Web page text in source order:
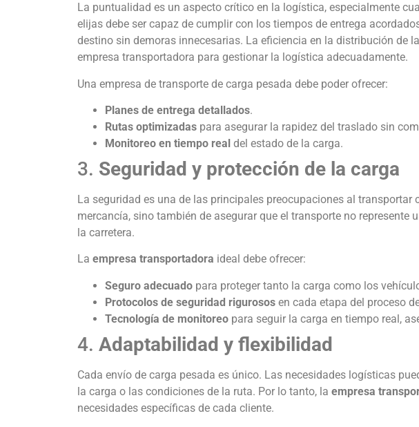
La puntualidad es un aspecto crítico en la logística, especialmente
elijas debe ser capaz de cumplir con los tiempos de entrega
destino sin demoras innecesarias. La eficiencia en la distribución de
empresa transportadora para gestionar la logística adecuadamente.
Una empresa de transporte de carga pesada debe poder ofrecer:
Planes de entrega detallados.
Rutas optimizadas para asegurar la rapidez del traslado sin
Monitoreo en tiempo real del estado de la carga.
3. Seguridad y protección de la carga
La seguridad es una de las principales preocupaciones al
mercancía, sino también de asegurar que el transporte no represente
la carretera.
La empresa transportadora ideal debe ofrecer:
Seguro adecuado para proteger tanto la carga como los
Protocolos de seguridad rigurosos en cada etapa del proceso
Tecnología de monitoreo para seguir la carga en tiempo real,
4. Adaptabilidad y flexibilidad
Cada envío de carga pesada es único. Las necesidades logísticas
la carga o las condiciones de la ruta. Por lo tanto, la empresa
necesidades específicas de cada cliente.